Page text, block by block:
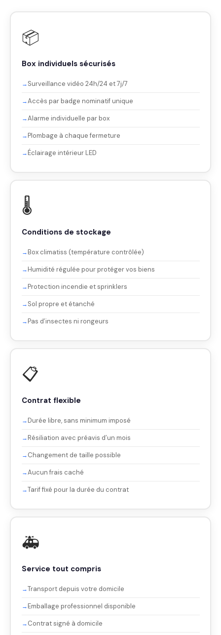
📦
Box individuels sécurisés
Surveillance vidéo 24h/24 et 7j/7
Accès par badge nominatif unique
Alarme individuelle par box
Plombage à chaque fermeture
Éclairage intérieur LED
🌡️
Conditions de stockage
Box climatiss (température contrôlée)
Humidité régulée pour protéger vos biens
Protection incendie et sprinklers
Sol propre et étanché
Pas d’insectes ni rongeurs
📋
Contrat flexible
Durée libre, sans minimum imposé
Résiliation avec préavis d’un mois
Changement de taille possible
Aucun frais caché
Tarif fixé pour la durée du contrat
🚑
Service tout compris
Transport depuis votre domicile
Emballage professionnel disponible
Contrat signé à domicile